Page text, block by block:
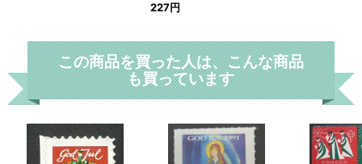
227円
この商品を買った人は、こんな商品
も買っています